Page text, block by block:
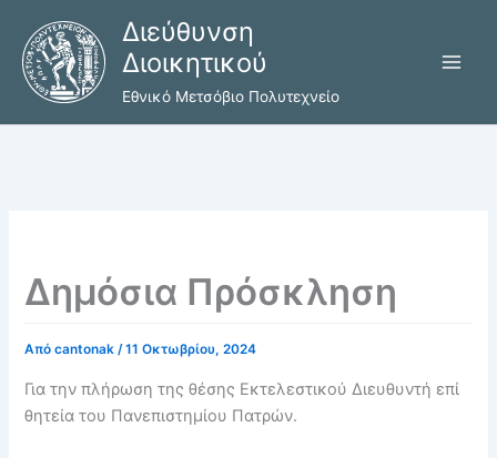
περιεχόμενο
Διεύθυνση
Διοικητικού
Εθνικό Μετσόβιο Πολυτεχνείο
Δημόσια Πρόσκληση
Απόcantonak/11 Οκτωβρίου, 2024
Για την πλήρωση της θέσης Εκτελεστικού Διευθυντή επί
θητεία του Πανεπιστημίου Πατρών.